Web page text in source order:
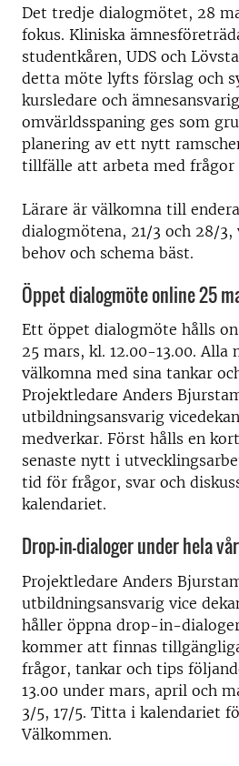
Det tredje dialogmötet, 28
fokus. Kliniska
studentkåren, UDS och
detta möte lyfts förslag och
kursledare och
omvärldsspaning ges som
planering av ett nytt
tillfälle att arbeta med frågor
Lärare är välkomna till
dialogmötena, 21/3 och 28/3,
behov och schema bäst.
Öppet dialogmöte online 25
Ett öppet dialogmöte hålls
25 mars, kl. 12.00-13.00. Alla
välkomna med sina tankar
Projektledare Anders
utbildningsansvarig
medverkar. Först hålls en
senaste nytt i
tid för frågor, svar och
kalendariet.
Drop-in-dialoger under hela
Projektledare Anders
utbildningsansvarig vice
håller öppna drop-in-
kommer att finnas
frågor, tankar och tips
13.00 under mars, april och
3/5, 17/5. Titta i kalendariet
Välkommen.